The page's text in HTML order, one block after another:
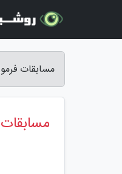
مسابقات